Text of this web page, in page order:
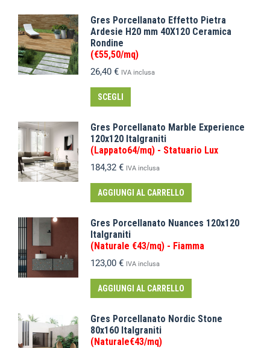
Gres Porcellanato Effetto Pietra
Ardesie H20 mm 40X120 Ceramica
Rondine
(€55,50/mq)
26,40 € IVA inclusa
SCEGLI
Gres Porcellanato Marble Experience
120x120 Italgraniti
(Lappato64/mq) - Statuario Lux
184,32 € IVA inclusa
AGGIUNGI AL CARRELLO
Gres Porcellanato Nuances 120x120
Italgraniti
(Naturale €43/mq) - Fiamma
123,00 € IVA inclusa
AGGIUNGI AL CARRELLO
Gres Porcellanato Nordic Stone
80x160 Italgraniti
(Naturale€43/mq)